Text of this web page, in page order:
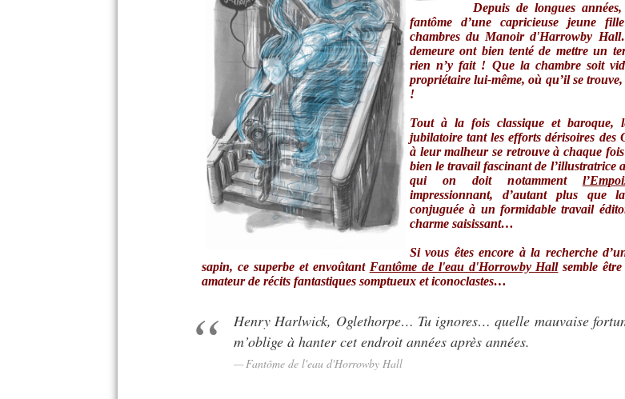
Depuis de longues
fantôme d’une capricieuse jeune
chambres du Manoir d'Harrowby
demeure ont bien tenté de mettre un
rien n’y fait ! Que la chambre soit
propriétaire lui-même, où qu’il se
!
Tout à la fois classique et baroque,
jubilatoire tant les efforts dérisoires des
à leur malheur se retrouve à chaque
bien le travail fascinant de l’illustratrice
qui on doit notamment
impressionnant, d’autant plus que
conjuguée à un formidable travail
charme saisissant…
Si vous êtes encore à la recherche
sapin, ce superbe et envoûtant Fantôme de l'eau d'Horrowby Hallsemble
amateur de récits fantastiques somptueux et iconoclastes…
Henry Harlwick, Oglethorpe… Tu ignores… quelle mauvaise
m’oblige à hanter cet endroit années après années.
Fantôme de l'eau d'Horrowby Hall